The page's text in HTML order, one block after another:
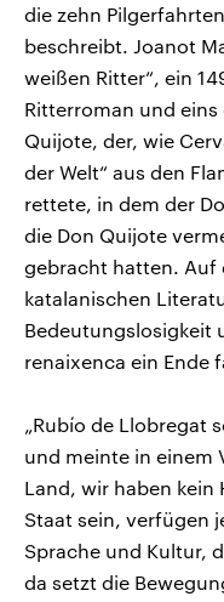
die zehn
beschreibt. Joanot
weißen Ritter“, ein
Ritterroman und
Quijote, der, wie
der Welt“ aus den
rettete, in dem der
die Don Quijote
gebracht hatten. Auf
katalanischen
Bedeutungslosigkeit
renaixenca ein Ende
„Rubío de Llobregat
und meinte in einem
Land, wir haben kein
Staat sein, verfügen
Sprache und Kultur,
da setzt die